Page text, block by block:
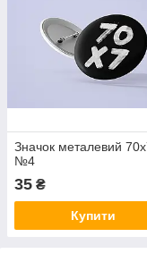
Значок металевий
№4
35 ₴
Купити